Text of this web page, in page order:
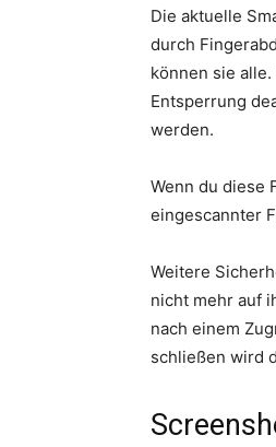
Die aktuelle
durch
können sie
Entsperrung
werden.
Wenn du diese
eingescannter
Weitere
nicht mehr auf
nach einem
schließen wird